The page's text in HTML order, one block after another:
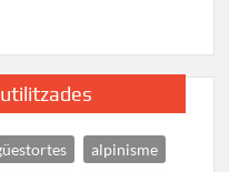
alpinisme